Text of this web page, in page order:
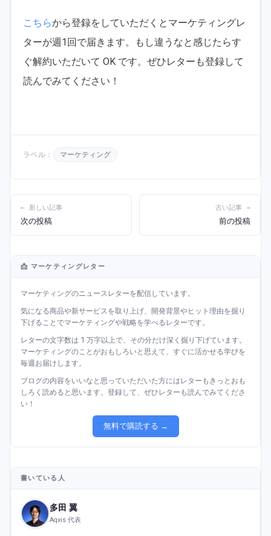
こちらから登録をしていただくとマーケティングレ
ターが週1回で届きます。もし違うなと感じたらす
ぐ解約いただいて OK です。ぜひレターも登録して
読んでみてください！
ラベル： マーケティング
← 新しい記事
次の投稿
古い記事 →
前の投稿
📩 マーケティングレター
マーケティングのニュースレターを配信しています。
気になる商品や新サービスを取り上げ、開発背景やヒット理由を掘り
下げることでマーケティングや戦略を学べるレターです。
レターの文字数は 1 万字以上で、その分だけ深く掘り下げています。
マーケティングのことがおもしろいと思えて、すぐに活かせる学びを
毎週お届けします。
ブログの内容をいいなと思っていただいた方にはレターもきっとおも
しろく読めると思います。登録して、ぜひレターも読んでみてくださ
い！
無料で購読する →
書いている人
多田 翼
Aqxis 代表